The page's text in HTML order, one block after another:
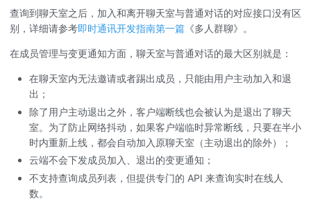
查询到聊天室之后，加入和离开聊天室与普通对话的对应接口没有区
别，详细请参考即时通讯开发指南第一篇 《多人群聊》。
在成员管理与变更通知方面，聊天室与普通对话的最大区别就是：
在聊天室内无法邀请或者踢出成员，只能由用户主动加入和退
出；
除了用户主动退出之外，客户端断线也会被认为是退出了聊天
室。为了防止网络抖动，如果客户端临时异常断线，只要在半小
时内重新上线，都会自动加入原聊天室（主动退出的除外）；
云端不会下发成员加入、退出的变更通知；
不支持查询成员列表，但提供专门的 API 来查询实时在线人
数。